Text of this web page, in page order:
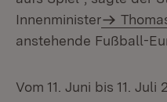
Innenminister
anstehende Fußball-
Vom 11. Juni bis 11.